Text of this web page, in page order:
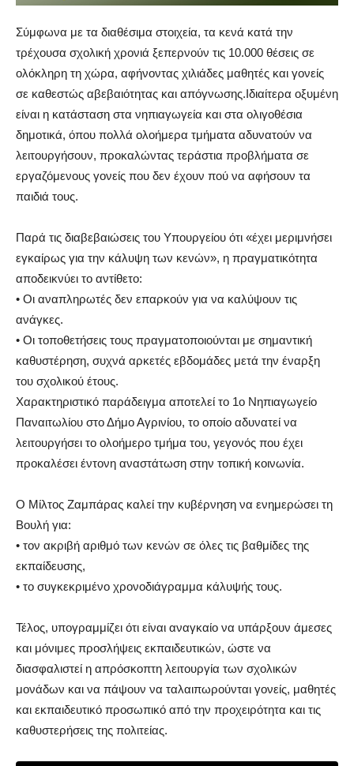
Σύμφωνα με τα διαθέσιμα στοιχεία, τα κενά κατά την
τρέχουσα σχολική χρονιά ξεπερνούν τις 10.000 θέσεις σε
ολόκληρη τη χώρα, αφήνοντας χιλιάδες μαθητές και γονείς
σε καθεστώς αβεβαιότητας και απόγνωσης.Ιδιαίτερα οξυμένη
είναι η κατάσταση στα νηπιαγωγεία και στα ολιγοθέσια
δημοτικά, όπου πολλά ολοήμερα τμήματα αδυνατούν να
λειτουργήσουν, προκαλώντας τεράστια προβλήματα σε
εργαζόμενους γονείς που δεν έχουν πού να αφήσουν τα
παιδιά τους.
Παρά τις διαβεβαιώσεις του Υπουργείου ότι «έχει μεριμνήσει
εγκαίρως για την κάλυψη των κενών», η πραγματικότητα
αποδεικνύει το αντίθετο:
• Οι αναπληρωτές δεν επαρκούν για να καλύψουν τις
ανάγκες.
• Οι τοποθετήσεις τους πραγματοποιούνται με σημαντική
καθυστέρηση, συχνά αρκετές εβδομάδες μετά την έναρξη
του σχολικού έτους.
Χαρακτηριστικό παράδειγμα αποτελεί το 1ο Νηπιαγωγείο
Παναιτωλίου στο Δήμο Αγρινίου, το οποίο αδυνατεί να
λειτουργήσει το ολοήμερο τμήμα του, γεγονός που έχει
προκαλέσει έντονη αναστάτωση στην τοπική κοινωνία.
Ο Μίλτος Ζαμπάρας καλεί την κυβέρνηση να ενημερώσει τη
Βουλή για:
• τον ακριβή αριθμό των κενών σε όλες τις βαθμίδες της
εκπαίδευσης,
• το συγκεκριμένο χρονοδιάγραμμα κάλυψής τους.
Τέλος, υπογραμμίζει ότι είναι αναγκαίο να υπάρξουν άμεσες
και μόνιμες προσλήψεις εκπαιδευτικών, ώστε να
διασφαλιστεί η απρόσκοπτη λειτουργία των σχολικών
μονάδων και να πάψουν να ταλαιπωρούνται γονείς, μαθητές
και εκπαιδευτικό προσωπικό από την προχειρότητα και τις
καθυστερήσεις της πολιτείας.